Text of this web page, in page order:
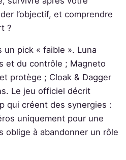
l’objectif, et comprendre
?
un pick « faible ». Luna
et du contrôle ; Magneto
protège ; Cloak & Dagger
Le jeu officiel décrit
qui créent des synergies :
uniquement pour une
oblige à abandonner un rôle